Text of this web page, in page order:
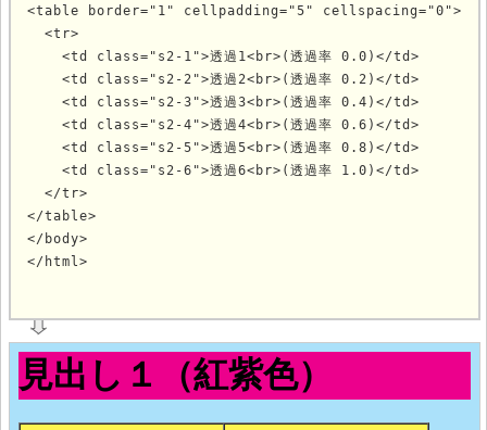
<table border="1" cellpadding="5" cellspacing="0">
  <tr>
    <td class="s2-1">透過1<br>(透過率 0.0)</td>
    <td class="s2-2">透過2<br>(透過率 0.2)</td>
    <td class="s2-3">透過3<br>(透過率 0.4)</td>
    <td class="s2-4">透過4<br>(透過率 0.6)</td>
    <td class="s2-5">透過5<br>(透過率 0.8)</td>
    <td class="s2-6">透過6<br>(透過率 1.0)</td>
  </tr>
</table>
</body>
</html>